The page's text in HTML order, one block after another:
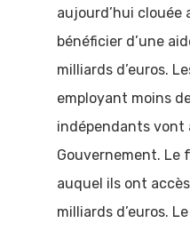
aujourd’hui clouée
bénéficier d’une
milliards d’euros.
employant moins
indépendants vont
Gouvernement. Le
auquel ils ont
milliards d’euros.